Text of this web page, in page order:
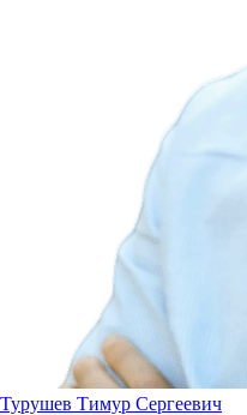
Турушев Тимур Сергеевич